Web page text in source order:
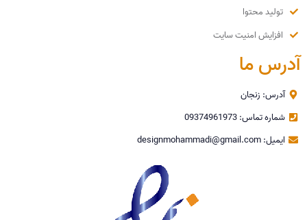
تولید محتوا
افزایش امنیت سایت
آدرس ما
آدرس: زنجان
شماره تماس: 09374961973
ایمیل: designmohammadi@gmail.com